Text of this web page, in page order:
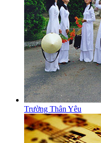
Trường Thân Yêu